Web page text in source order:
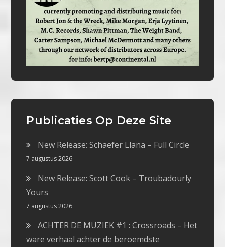
Publicaties Op Deze Site
New Release: Schaefer Llana – Full Circle
7 augustus 2026
New Release: Scott Cook – Troubadourly
Yours
7 augustus 2026
ACHTER DE MUZIEK #1 : Crossroads – Het
ware verhaal achter de beroemdste